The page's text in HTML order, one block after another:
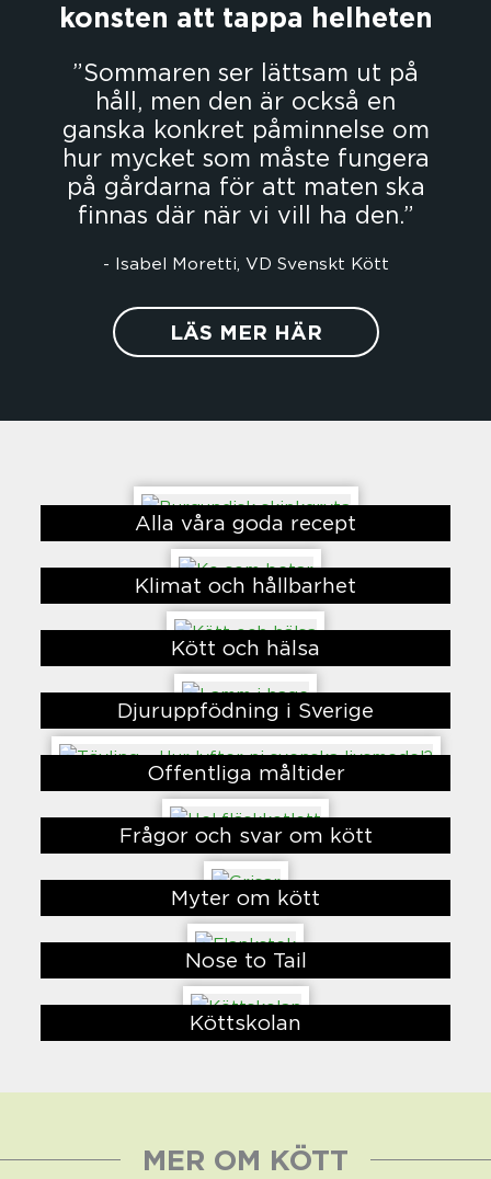
konsten att tappa helheten
Sommaren ser lättsam ut på
håll, men den är också en
ganska konkret påminnelse om
hur mycket som måste fungera
på gårdarna för att maten ska
finnas där när vi vill ha den.
LÄS MER HÄR
Alla våra goda recept
Klimat och hållbarhet
Kött och hälsa
Djuruppfödning i Sverige
Offentliga måltider
Frågor och svar om kött
Myter om kött
Nose to Tail
Köttskolan
MER OM KÖTT